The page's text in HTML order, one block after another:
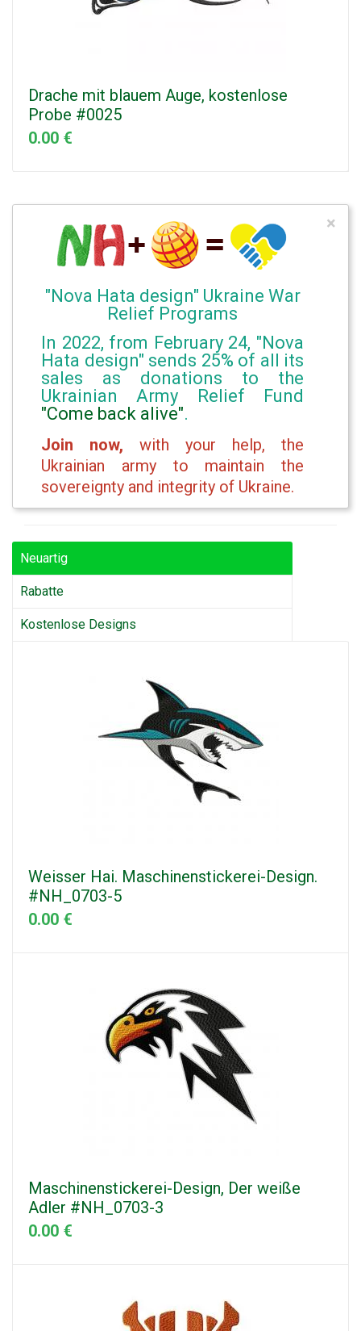
Drache mit blauem Auge, kostenlose
Probe #0025
0.00 €
"Nova Hata design" Ukraine War
Relief Programs
In 2022, from February 24, "Nova
Hata design" sends 25% of all its
sales as donations to the
Ukrainian Army Relief Fund
"Come back alive".
Join now, with your help, the
Ukrainian army to maintain the
sovereignty and integrity of Ukraine.
×
Neuartig
Rabatte
Kostenlose Designs
Weisser Hai. Maschinenstickerei-Design.
#NH_0703-5
0.00 €
Maschinenstickerei-Design, Der weiße
Adler #NH_0703-3
0.00 €